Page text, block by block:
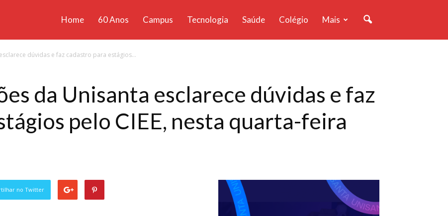
Home 60 Anos Campus Tecnologia Saúde Colégio Mais
dúvidas e faz cadastro para estágios...
da Unisanta esclarece dúvidas e faz
pelo CIEE, nesta quarta-feira
no Twitter